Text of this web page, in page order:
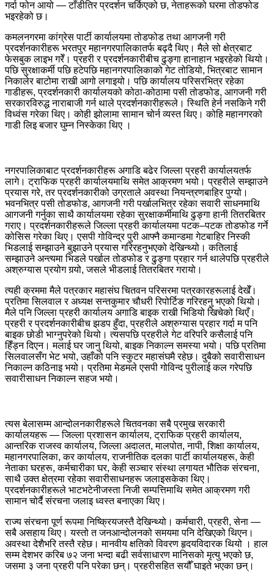
गर्दा फोन आयो — टाँडीतिर प्रदर्शन चर्किएको छ, नेताहरूको घरमा तोडफोड
भइरहेको छ।
कमलनगरमा कांग्रेस पार्टी कार्यालयमा तोडफोड तथा आगजनी गरी
प्रदर्शनकारीहरू भरतपुर महानगरपालिकातर्फ बढ्दै थिए। मैले सो क्षेत्रबाट
फेसबुक लाइभ गरेँ। प्रहरी र प्रदर्शनकारीबीच ढुङ्गा हानाहान भइरहेको थियो।
पछि सुरक्षाकर्मी पछि हटेपछि महानगरपालिकाको गेट तोडियो, भित्रबाट सामान
निकालेर बाटोमा राखी आगो लगाइयो। पछि कार्यालय परिसरभित्र रहेका
गाडीहरू, प्रदर्शनकारी कार्यालयको कोठा-कोठामा पसी तोडफोड, आगजनी गरी
सरकारविरुद्ध नाराबाजी गर्न थाले प्रदर्शनकारीहरूले। स्थिति हेर्न नसकिने गरी
विध्वंस गरेका थिए। कोही झोलामा सामान चोर्न व्यस्त थिए। कोहि महानगरको
गाडी लिइ बजार घुम्न निस्केका थिए ।
नगरपालिकाबाट प्रदर्शनकारीहरू अगाडि बढेर जिल्ला प्रहरी कार्यालयतर्फ
लागे। ट्राफिक प्रहरी कार्यालयमाथि समेत आक्रमण भयो। प्रहरीले सम्झाउने
प्रयास गरे, तर प्रदर्शनकारीको उग्रताले अवस्था नियन्त्रणबाहिर पुग्यो।
भवनभित्र पसी तोडफोड, आगजनी गरी पर्खालभित्र रहेका सवारी साधनमाथि
आगजनी गर्नुका साथै कार्यालयमा रहेका सुरक्षाकर्मीमाथि ढुङ्गा हानी तितरबितर
गराए। प्रदर्शनकारीहरूले जिल्ला प्रहरी कार्यालयमा पटक–पटक तोडफोड गर्ने
कोसिस गरेका थिए। एसपी गोविन्द्र पुरी आफ्नै कमान्डमा गेटबाहिर निस्की
भिडलाई सम्झाउने बुझाउने प्रयास गरिरहनुभएको देखिन्थ्यो। कतिलाई
सम्झाउने अन्त्यमा भिडले पर्खाल तोडफोड र ढुङ्गा प्रहार गर्न थालेपछि प्रहरीले
अश्रुग्यास प्रयोग गर्‍यो, जसले भीडलाई तितरबितर गरायो।
त्यही क्रममा मैले पत्रकार महासंघ चितवन परिसरमा पत्रकारहरूलाई देखेँ।
प्रतिमा सिलवाल र अध्यक्ष सन्तकुमार चौधरी रिपोर्टिङ गरिरहनु भएको थियो।
मैले पनि जिल्ला प्रहरी कार्यालय अगाडि बाइक राखी भिडियो खिचेको थिएँ।
प्रहरी र प्रदर्शनकारीबीच झडप हुँदा, प्रहरीले अश्रुग्यास प्रहार गर्दा म पनि
बाइक छोडी भाग्नुपरेको थियो। त्यसपछि प्रहरीले गेट वरिपरि कसैलाई पनि
हिँड्न दिएन। मलाई घर जानु थियो, बाइक निकाल्न समस्या भयो। पछि प्रतिमा
सिलवालसँग भेट भयो, उहाँको पनि स्कुटर महासंघमै रहेछ। दुबैको सवारीसाधन
निकाल्न कठिनाइ भयो। प्रतिमा मेडमले एसपी गोविन्द पुरीलाई कल गरेपछि
सवारीसाधन निकाल्न सहज भयो।
त्यस बेलासम्म आन्दोलनकारीहरूले चितवनका सबै प्रमुख सरकारी
कार्यालयहरू — जिल्ला प्रशासन कार्यालय, ट्राफिक प्रहरी कार्यालय,
आन्तरिक राजस्व कार्यालय, जिल्ला अदालत, मालपोत, नापी, शिक्षा कार्यालय,
महानगरपालिका, कर कार्यालय, राजनीतिक दलका पार्टी कार्यालयहरू, केही
नेताका घरहरू, कर्मचारीका घर, केही सञ्चार संस्था लगायत भौतिक संरचना,
साथै उक्त क्षेत्रमा रहेका सवारीसाधनहरू जलाइसकेका थिए।
प्रदर्शनकारीहरूले भाटभटेनीजस्ता निजी सम्पत्तिमाथि समेत आक्रमण गरी
सामान चोर्दै संरचना जलाइ ध्वस्त बनाएका थिए।
राज्य संरचना पूर्ण रूपमा निष्क्रियजस्तै देखिन्थ्यो। कर्मचारी, प्रहरी, सेना —
सबै असहाय थिए। यस्तो त जनआन्दोलनको समयमा पनि देखिएको थिएन।
अवस्था देशैभरि तस्तै रहेछ। मानवीय क्षतिको विवरण हृदयविदारक थियो । हाल
सम्म देशभर करिब ७२ जना भन्दा बढी सर्वसाधारण मानिसको मृत्यु भएको छ,
जसमा ३ जना प्रहरी पनि परेका छन्। प्रहरीसहित सयौँ घाइते भएका छन्।